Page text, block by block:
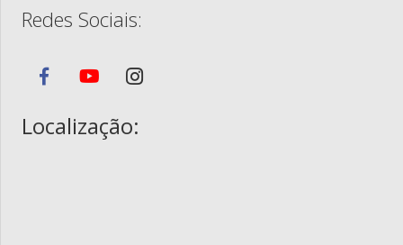
Redes Sociais:
Localização: